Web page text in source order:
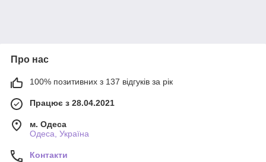
Про нас
100% позитивних з 137 відгуків за рік
Працює з 28.04.2021
м. Одеса
Одеса, Україна
Контакти